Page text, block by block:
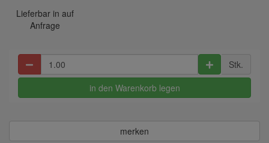
Lieferbar in auf
Anfrage
Stk.
in den Warenkorb legen
merken